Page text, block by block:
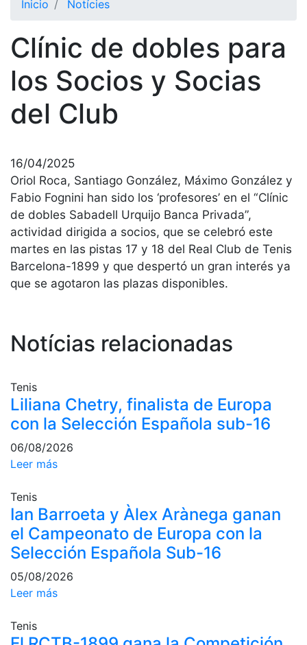
Historia
Nuestra
historia
Cronología
Presidentes
Junta
directiva
Comisiones
y comités
Estructura
ejecutiva
Fundación
Instalaciones
Preguntas
Trabaja con
nosotros
Área deportiva
tenis
Next Gen
Palmarés
equipos
Leyendas
Inicio Notícies
Clínic de dobles para
los Socios y Socias
del Club
16/04/2025
Oriol Roca, Santiago González, Máximo González y
Fabio Fognini han sido los ‘profesores’ en el “Clínic
de dobles Sabadell Urquijo Banca Privada”,
actividad dirigida a socios, que se celebró este
martes en las pistas 17 y 18 del Real Club de Tenis
Barcelona-1899 y que despertó un gran interés ya
que se agotaron las plazas disponibles.
Notícias relacionadas
Tenis
Liliana Chetry, finalista de Europa
con la Selección Española sub-16
06/08/2026
Leer más
Tenis
Ian Barroeta y Àlex Arànega ganan
el Campeonato de Europa con la
Selección Española Sub-16
05/08/2026
Leer más
Tenis